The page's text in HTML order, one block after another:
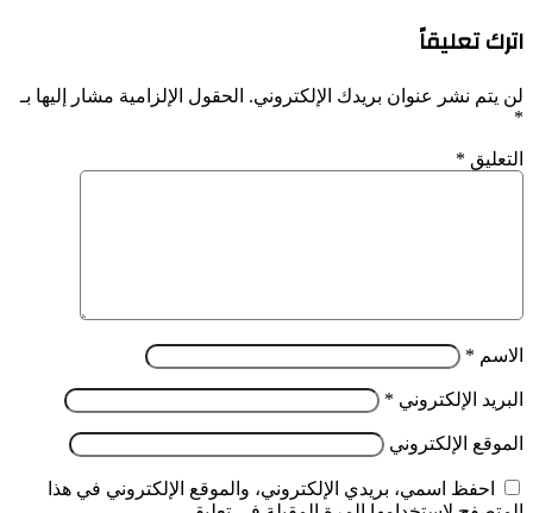
اترك تعليقاً
لن يتم نشر عنوان بريدك الإلكتروني. الحقول الإلزامية مشار إليها بـ
*
التعليق *
الاسم *
البريد الإلكتروني *
الموقع الإلكتروني
احفظ اسمي، بريدي الإلكتروني، والموقع الإلكتروني في هذا